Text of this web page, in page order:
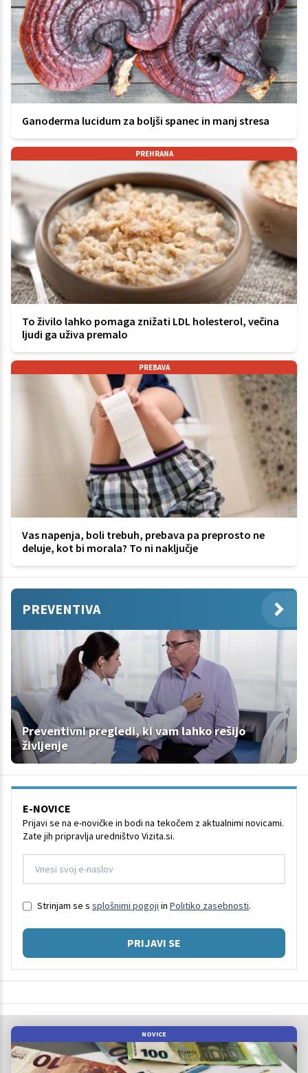
Ganoderma lucidum za boljši spanec in manj stresa
PREHRANA
To živilo lahko pomaga znižati LDL holesterol, večina
ljudi ga uživa premalo
PREBAVA
Vas napenja, boli trebuh, prebava pa preprosto ne
deluje, kot bi morala? To ni naključje
PREVENTIVA
Preventivni pregledi, ki vam lahko rešijo
življenje
E-NOVICE
Prijavi se na e-novičke in bodi na tekočem z aktualnimi novicami.
Zate jih pripravlja uredništvo Vizita.si.
Strinjam se s splošnimi pogoji in Politiko zasebnosti.
PRIJAVI SE
NOVICE